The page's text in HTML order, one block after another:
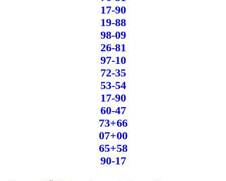
17-90
19-88
98-09
26-81
97-10
72-35
53-54
17-90
60-47
73+66
07+00
65+58
90-17